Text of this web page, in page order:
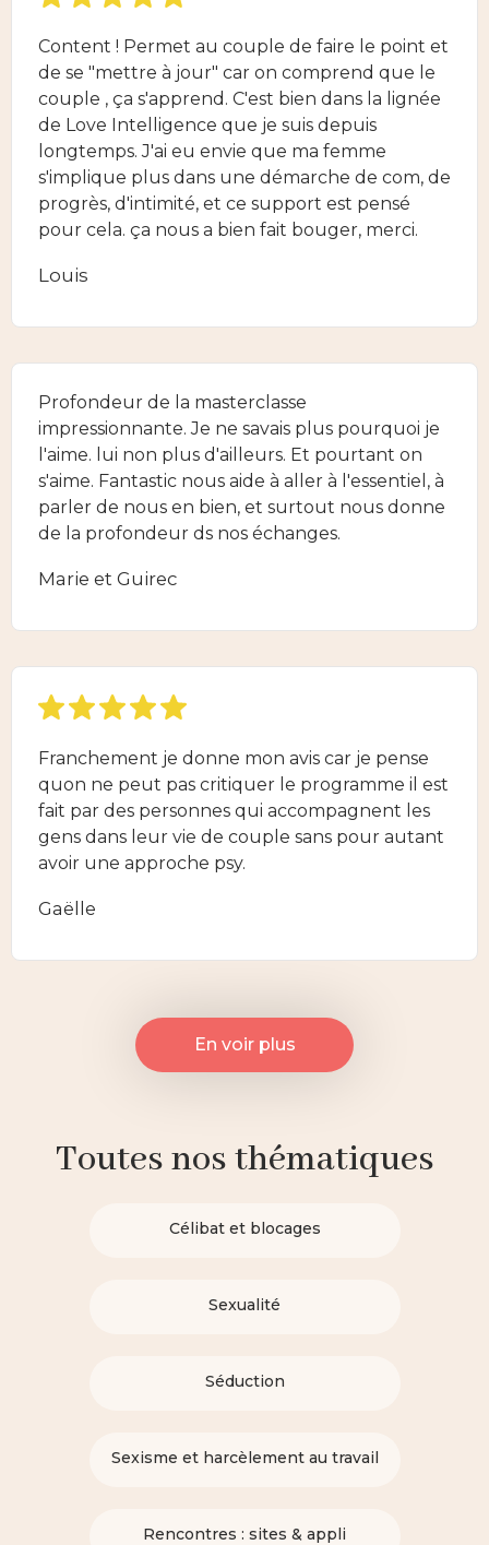
Content ! Permet au couple de faire le point et
de se "mettre à jour" car on comprend que le
couple , ça s'apprend. C'est bien dans la lignée
de Love Intelligence que je suis depuis
longtemps. J'ai eu envie que ma femme
s'implique plus dans une démarche de com, de
progrès, d'intimité, et ce support est pensé
pour cela. ça nous a bien fait bouger, merci.
Louis
Profondeur de la masterclasse
impressionnante. Je ne savais plus pourquoi je
l'aime. lui non plus d'ailleurs. Et pourtant on
s'aime. Fantastic nous aide à aller à l'essentiel, à
parler de nous en bien, et surtout nous donne
de la profondeur ds nos échanges.
Marie et Guirec
Franchement je donne mon avis car je pense
quon ne peut pas critiquer le programme il est
fait par des personnes qui accompagnent les
gens dans leur vie de couple sans pour autant
avoir une approche psy.
Gaëlle
En voir plus
Toutes nos thématiques
Célibat et blocages
Sexualité
Séduction
Sexisme et harcèlement au travail
Rencontres : sites & appli